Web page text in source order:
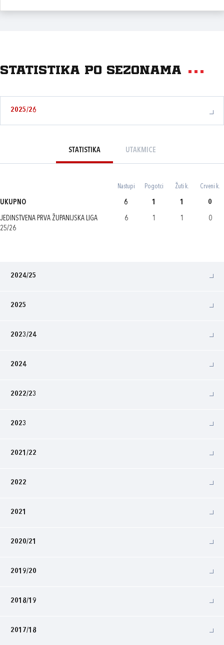
Statistika po sezonama
2025/26
STATISTIKA UTAKMICE
Nastupi Pogotci Žuti k. Crveni k.
UKUPNO 6 1 1 0
JEDINSTVENA PRVA ŽUPANIJSKA LIGA
25/26
6 1 1 0
2024/25
2025
2023/24
2024
2022/23
2023
2021/22
2022
2021
2020/21
2019/20
2018/19
2017/18